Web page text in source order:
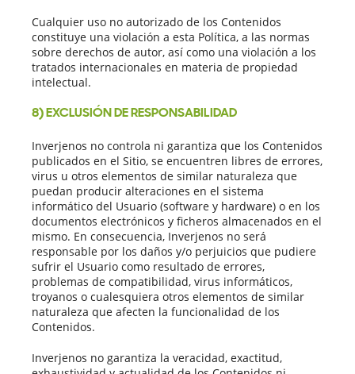
Cualquier uso no autorizado de los Contenidos
constituye una violación a esta Política, a las normas
sobre derechos de autor, así como una violación a los
tratados internacionales en materia de propiedad
intelectual.
8) EXCLUSIÓN DE RESPONSABILIDAD
Inverjenos no controla ni garantiza que los Contenidos
publicados en el Sitio, se encuentren libres de errores,
virus u otros elementos de similar naturaleza que
puedan producir alteraciones en el sistema
informático del Usuario (software y hardware) o en los
documentos electrónicos y ficheros almacenados en el
mismo. En consecuencia, Inverjenos no será
responsable por los daños y/o perjuicios que pudiere
sufrir el Usuario como resultado de errores,
problemas de compatibilidad, virus informáticos,
troyanos o cualesquiera otros elementos de similar
naturaleza que afecten la funcionalidad de los
Contenidos.
Inverjenos no garantiza la veracidad, exactitud,